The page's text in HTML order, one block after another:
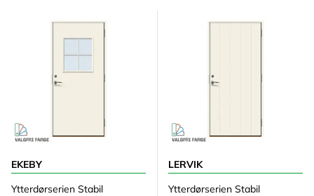
EKEBY
Ytterdørserien Stabil
LERVIK
Ytterdørserien Stabil